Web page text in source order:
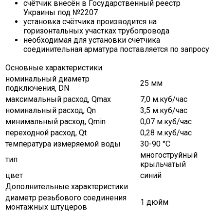
счётчик внесён в Государственный реестр
Украины под №2207
установка счётчика производится на
горизонтальных участках трубопровода
необходимая для установки счётчика
соединительная арматура поставляется по запросу
Основные характеристики
номинальный диаметр
подключения, DN
25 мм
максимальный расход, Qmax
7,0 м.куб/час
номинальный расход, Qn
3,5 м.куб/час
минимальный расход, Qmin
0,07 м.куб/час
переходной расход, Qt
0,28 м.куб/час
температура измеряемой воды
30-90 °С
тип
многоструйный
крыльчатый
цвет
синий
Дополнительные характеристики
диаметр резьбового соединения
монтажных штуцеров
1 дюйм